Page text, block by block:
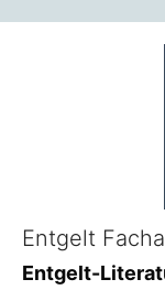
Entgelt
Entgelt-